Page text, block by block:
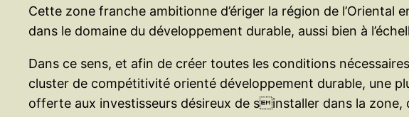
Cette zone franche ambitionne d’ériger la région de l’Oriental
dans le domaine du développement durable, aussi bien à
Dans ce sens, et afin de créer toutes les conditions nécessaires
cluster de compétitivité orienté développement durable, une
offerte aux investisseurs désireux de sinstaller dans la